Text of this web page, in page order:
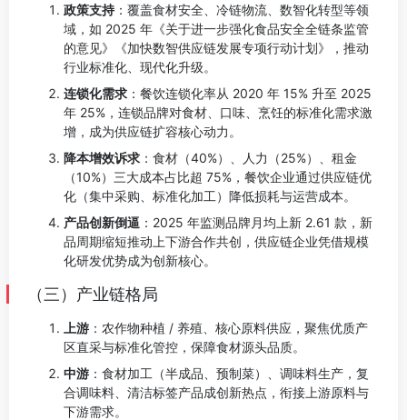
政策支持 ：覆盖食材安全、冷链物流、数智化转型等领
域，如 2025 年《关于进一步强化食品安全全链条监管
的意见》《加快数智供应链发展专项行动计划》，推动
行业标准化、现代化升级。
连锁化需求 ：餐饮连锁化率从 2020 年 15% 升至 2025
年 25%，连锁品牌对食材、口味、烹饪的标准化需求激
增，成为供应链扩容核心动力。
降本增效诉求 ：食材（40%）、人力（25%）、租金
（10%）三大成本占比超 75%，餐饮企业通过供应链优
化（集中采购、标准化加工）降低损耗与运营成本。
产品创新倒逼 ：2025 年监测品牌月均上新 2.61 款，新
品周期缩短推动上下游合作共创，供应链企业凭借规模
化研发优势成为创新核心。
（三）产业链格局
上游 ：农作物种植 / 养殖、核心原料供应，聚焦优质产
区直采与标准化管控，保障食材源头品质。
中游 ：食材加工（半成品、预制菜）、调味料生产，复
合调味料、清洁标签产品成创新热点，衔接上游原料与
下游需求。